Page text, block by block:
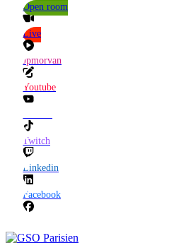
Open room
Live
Jpmorvan
Youtube
Twitch
Linkedin
Facebook